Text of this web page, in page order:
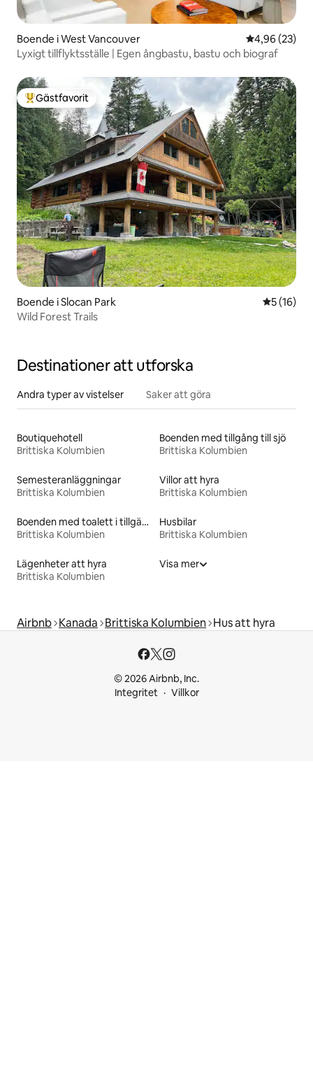
Boende i West Vancouver 4,96 av 5 i
4,96 (23)
Lyxigt tillflyktsställe | Egen ångbastu, bastu och biograf
Populär gästfavorit
Gästfavorit
Boende i Slocan Park 5 av 5 i
5 (16)
Wild Forest Trails
Destinationer att utforska
Andra typer av vistelser Saker att göra
Boutiquehotell
Brittiska Kolumbien
Boenden med tillgång till sjö
Brittiska Kolumbien
Semesteranläggningar
Brittiska Kolumbien
Villor att hyra
Brittiska Kolumbien
Boenden med toalett i tillgänglighetsanpassad höjd
Brittiska Kolumbien
Husbilar
Brittiska Kolumbien
Lägenheter att hyra
Brittiska Kolumbien
Visa mer
Airbnb Kanada Brittiska Kolumbien Hus att hyra
© 2026 Airbnb, Inc.
Integritet
Villkor